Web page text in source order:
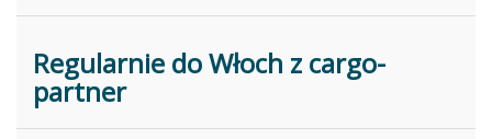
Regularnie do Włoch z cargo-
partner